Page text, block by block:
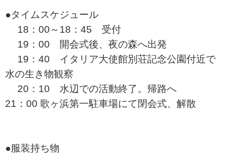
●タイムスケジュール
18：00～18：45 受付
19：00 開会式後、夜の森へ出発
19：40 イタリア大使館別荘記念公園付近で
水の生き物観察
20：10 水辺での活動終了。帰路へ
21：00 歌ヶ浜第一駐車場にて閉会式、解散
●服装持ち物